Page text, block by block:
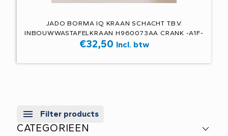
JADO BORMA IQ KRAAN SCHACHT T.B.V.
INBOUWWASTAFELKRAAN H960073AA CRANK -A1F-
€32,50 Incl. btw
Filter products
CATEGORIEEN